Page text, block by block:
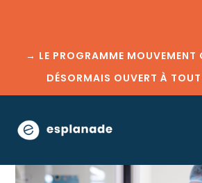
→ LE PROGRAMME MOUVEMENT
DÉSORMAIS OUVERT À TOUT